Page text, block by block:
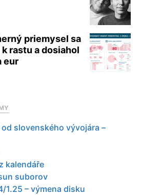
priemysel sa
rastu a dosiahol
eur
slovenského vývojára –
kalendáře
suborov
1.25 – výmena disku